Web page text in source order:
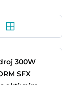
300W
SFX